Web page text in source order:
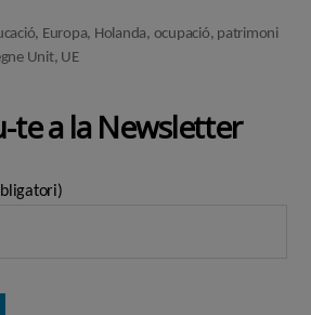
, Europa, Holanda, ocupació, patrimoni
Unit, UE
te a la Newsletter